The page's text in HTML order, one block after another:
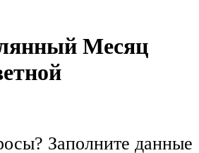
Месяц
Заполните данные